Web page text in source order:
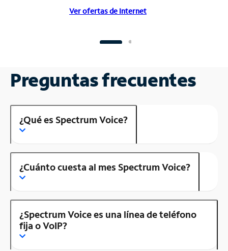
Ver ofertas de Internet
Preguntas frecuentes
¿Qué es Spectrum Voice?
¿Cuánto cuesta al mes Spectrum Voice?
¿Spectrum Voice es una línea de teléfono
fija o VoIP?